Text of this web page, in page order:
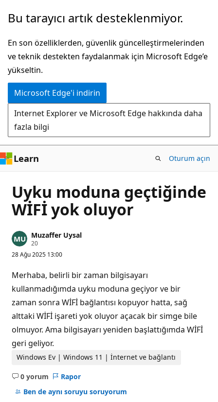
Ana
atla
Bu tarayıcı artık desteklenmiyor.
En son özelliklerden, güvenlik güncelleştirmelerinden
ve teknik destekten faydalanmak için Microsoft Edge’e
yükseltin.
Microsoft Edge'i indirin
Internet Explorer ve Microsoft Edge hakkında daha
fazla bilgi
Learn Oturum açın
Uyku moduna geçtiğinde
WİFİ yok oluyor
Muzaffer Uysal
20S
y
ı
n
l
ı
k
u
n
28 Ağu 2025 13:00
Merhaba, belirli bir zaman bilgisayarı
kullanmadığımda uyku moduna geçiyor ve bir
zaman sonra WİFİ bağlantısı kopuyor hatta, sağ
alttaki WİFİ işareti yok oluyor açacak bir simge bile
olmuyor. Ama bilgisayarı yeniden başlattığımda WİFİ
geri geliyor.
Windows Ev | Windows 11 | İnternet ve bağlantı
0 yorum
Açıklama
yok
Rapor
Ben de aynı soruyu soruyorum